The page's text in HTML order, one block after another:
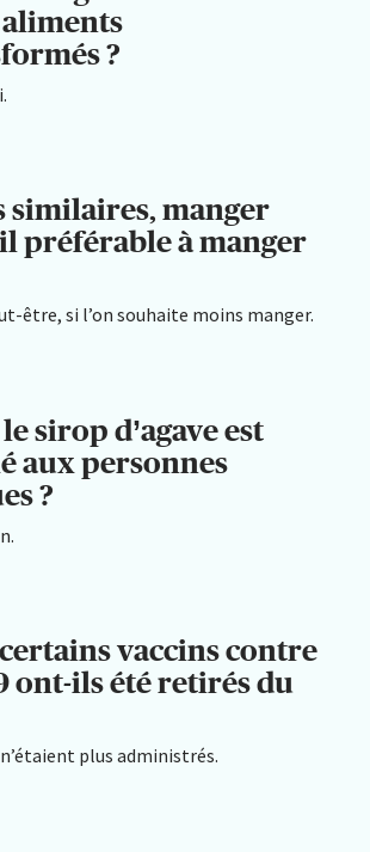
?
similaires, manger
préférable à manger
être, si l’on souhaite moins manger.
sirop d’agave est
aux personnes
?
vaccins contre
ont-ils été retirés du
plus administrés.